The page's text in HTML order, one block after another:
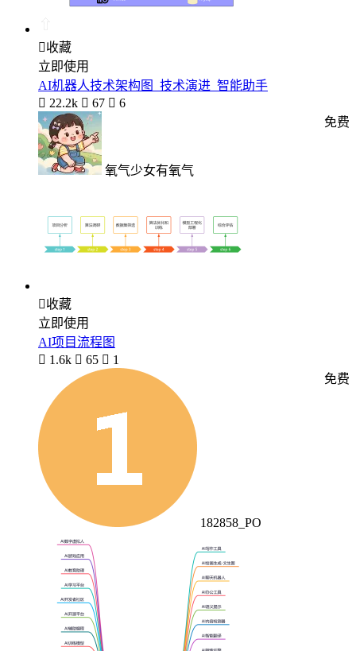
收藏
立即使用
AI机器人技术架构图_技术演进_智能助手
 22.2k  67  6
氧气少女有氧气
免费
收藏
立即使用
AI项目流程图
 1.6k  65  1
182858_PO
免费